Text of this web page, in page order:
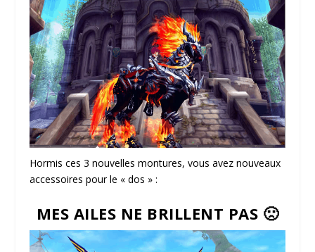
Hormis ces 3 nouvelles montures, vous avez nouveaux
accessoires pour le « dos » :
MES AILES NE BRILLENT PAS 🙁